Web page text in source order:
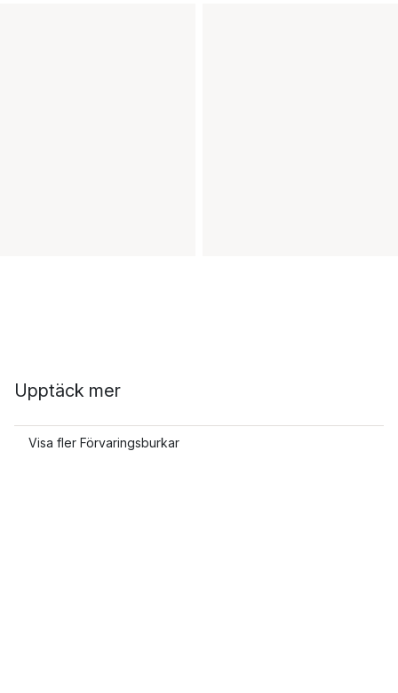
Upptäck mer
Visa fler Förvaringsburkar